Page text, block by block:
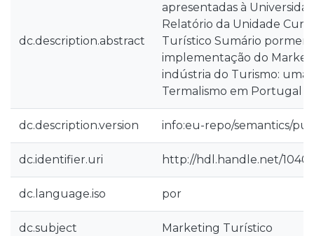
dc.description.abstract
apresentadas à
Relatório da Unidade
Turístico Sumário
implementação do
indústria do Turismo: uma
Termalismo em Portugal
dc.description.version info:eu-repo/semantics/
dc.identifier.uri http://hdl.handle.net/
dc.language.iso por
dc.subject Marketing Turístico